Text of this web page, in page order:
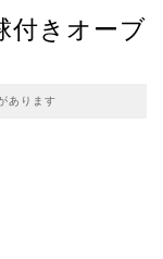
付きオーブ
あります